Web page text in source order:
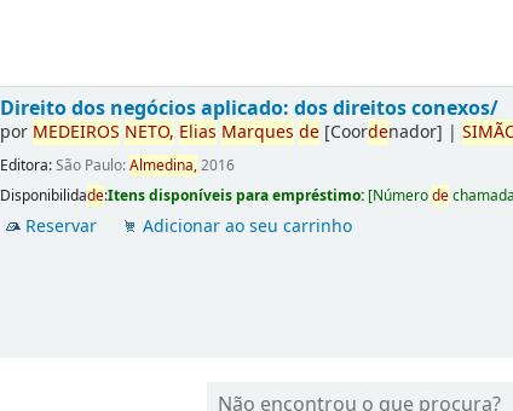
Direito dos negócios aplicado: dos direitos conexos/
por MEDEIROS NETO, Elias Marques de [Coordenador] |
Editora:São Paulo:Almedina,2016
Disponibilidade:Itens disponíveis para empréstimo: [Númerode
Reservar Adicionar ao seu carrinho